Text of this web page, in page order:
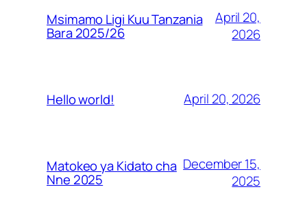
Msimamo Ligi Kuu Tanzania
Bara 2025/26
April 20,
2026
Hello world! April 20, 2026
Matokeo ya Kidato cha
Nne 2025
December 15,
2025